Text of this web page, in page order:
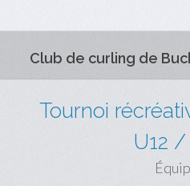
Club de curling de
Tournoi
U12 /